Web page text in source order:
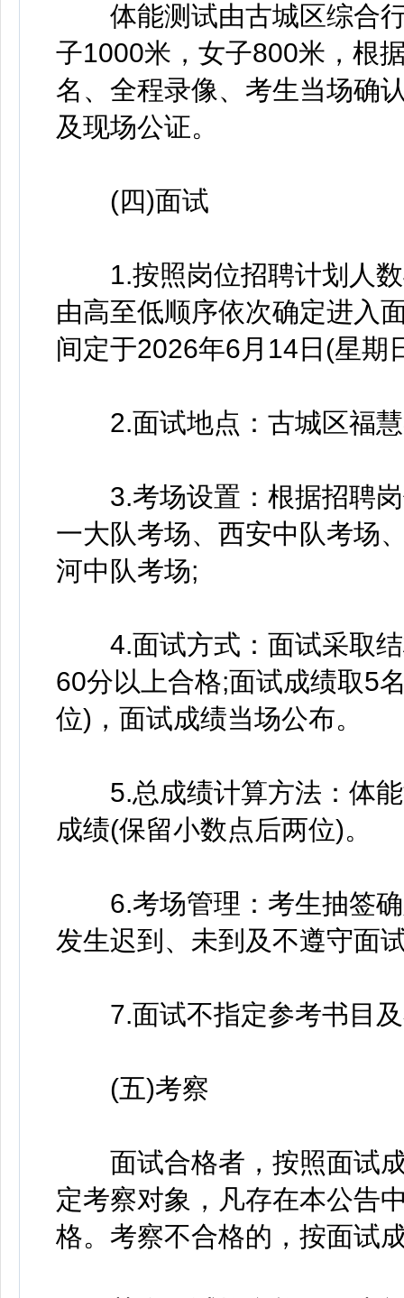
体能测试由古城区综合行
子1000米，女子800米，根
名、全程录像、考生当场确
及现场公证。
(四)面试
1.按照岗位招聘计划人数
由高至低顺序依次确定进入
间定于2026年6月14日(星期
2.面试地点：古城区福慧
3.考场设置：根据招聘岗
一大队考场、西安中队考场
河中队考场;
4.面试方式：面试采取结
60分以上合格;面试成绩取5
位)，面试成绩当场公布。
5.总成绩计算方法：体能
成绩(保留小数点后两位)。
6.考场管理：考生抽签确
发生迟到、未到及不遵守面
7.面试不指定参考书目及
(五)考察
面试合格者，按照面试成
定考察对象，凡存在本公告
格。考察不合格的，按面试